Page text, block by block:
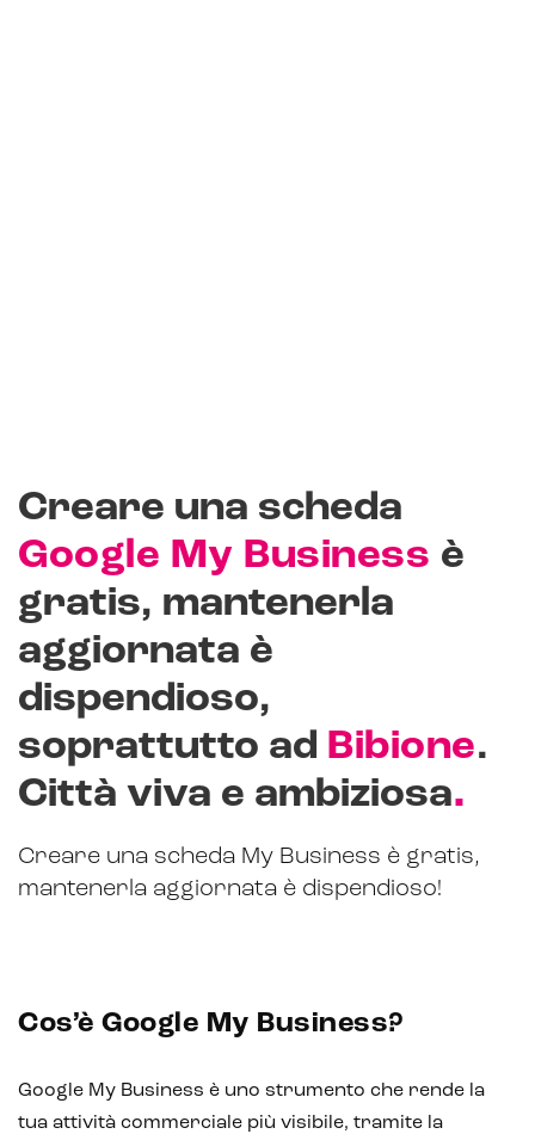
CRM & email marketing
Sistemi di loyalty
Hubspot
Email marketing
Marketing automation
Creare una scheda
Google My Business è
gratis, mantenerla
aggiornata è
dispendioso,
soprattutto ad Bibione.
Città viva e ambiziosa.
Creare una scheda My Business è gratis,
mantenerla aggiornata è dispendioso!
Cos’è Google My Business?
Google My Business è uno strumento che rende la
tua attività commerciale più visibile, tramite la